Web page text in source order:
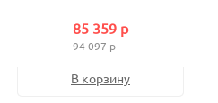
85 359 р
94 097 р
В корзину